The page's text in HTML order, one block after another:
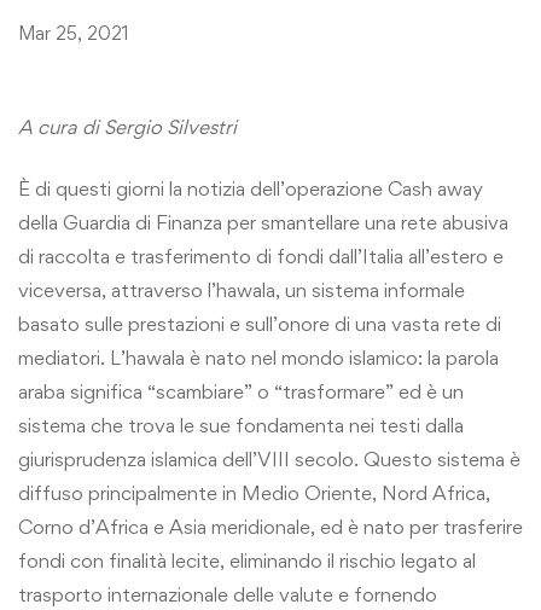
Mar 25, 2021
A cura di Sergio Silvestri
È di questi giorni la notizia dell’operazione Cash away
della Guardia di Finanza per smantellare una rete abusiva
di raccolta e trasferimento di fondi dall’Italia all’estero e
viceversa, attraverso l’hawala, un sistema informale
basato sulle prestazioni e sull’onore di una vasta rete di
mediatori. L’hawala è nato nel mondo islamico: la parola
araba significa “scambiare” o “trasformare” ed è un
sistema che trova le sue fondamenta nei testi dalla
giurisprudenza islamica dell’VIII secolo. Questo sistema è
diffuso principalmente in Medio Oriente, Nord Africa,
Corno d’Africa e Asia meridionale, ed è nato per trasferire
fondi con finalità lecite, eliminando il rischio legato al
trasporto internazionale delle valute e fornendo